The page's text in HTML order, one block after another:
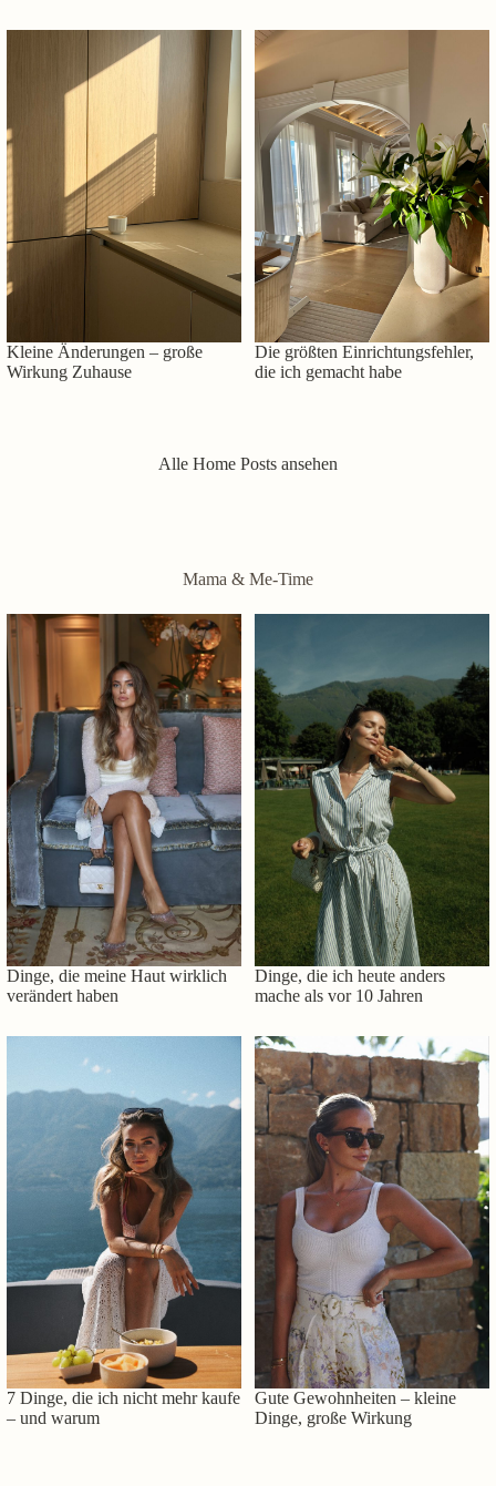
Kleine Änderungen – große
Wirkung Zuhause
Die größten Einrichtungsfehler,
die ich gemacht habe
Alle Home Posts ansehen
Mama & Me-Time
Dinge, die meine Haut wirklich
verändert haben
Dinge, die ich heute anders
mache als vor 10 Jahren
7 Dinge, die ich nicht mehr kaufe
– und warum
Gute Gewohnheiten – kleine
Dinge, große Wirkung